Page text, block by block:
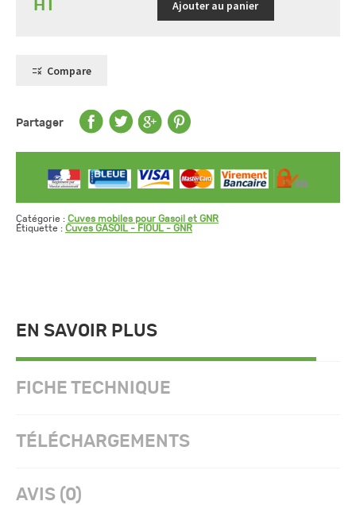
Ajouter au panier
Compare
Partager
Catégorie : Cuves mobiles pour Gasoil et GNR
Étiquette : Cuves GASOIL - FIOUL - GNR
EN SAVOIR PLUS
FICHE TECHNIQUE
TÉLÉCHARGEMENTS
AVIS (0)